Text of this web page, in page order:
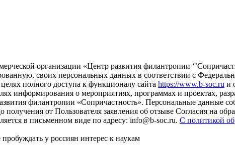
организации «Центр развития филантропии
своих персональных данных в соответствии с
полного доступа к функционалу сайта https://www.b-soc.ru и
информирования о мероприятиях, программах и проектах,
филантропии «Сопричастность». Персональные данные
от Пользователя заявления об отзыве Согласия на
в письменном виде по адресу: info@b-soc.ru. С политикой
у россиян интерес к наукам